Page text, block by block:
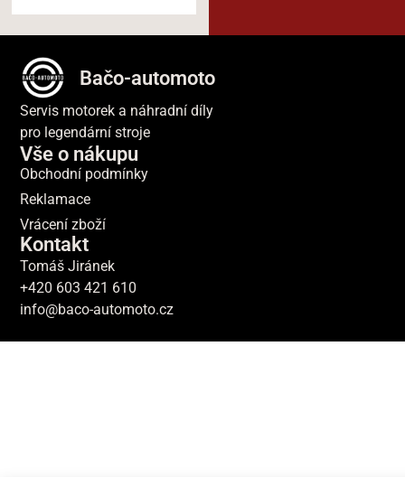
Bačo-automoto
Servis motorek a náhradní díly
pro legendární stroje
Vše o nákupu
Obchodní podmínky
Reklamace
Vrácení zboží
Kontakt
Tomáš Jiránek
+420 603 421 610
info@baco-automoto.cz